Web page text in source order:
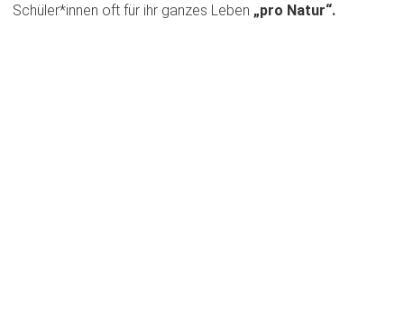
Schüler*innen oft für ihr ganzes Leben „pro Natur“.